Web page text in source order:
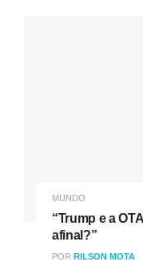
MUNDO
“Trump e a
afinal?”
POR RILSON MOTA